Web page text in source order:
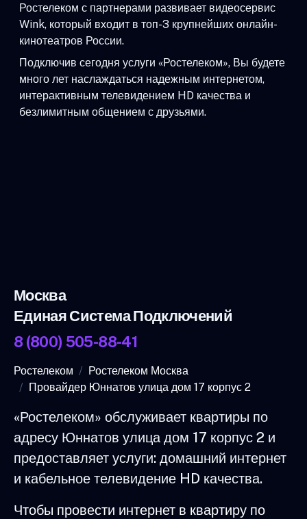
Ростелеком с партнерами развивает видеосервис
Wink, который входит в топ-3 крупнейших онлайн-
кинотеатров России.
Подключив сегодня услуги «Ростелеком», Вы будете
много лет наслаждаться надежным интернетом,
интерактивным телевидением HD качества и
безлимитным общением с друзьями.
Москва
Единая Система Подключений
8 (800) 505-88-41
Ростелеком
Ростелеком Москва
Провайдер Юннатов улица дом 17 корпус 2
«Ростелеком» обслуживает квартиры по
адресу Юннатов улица дом 17 корпус 2 и
предоставляет услуги: домашний интернет
и кабельное телевидение HD качества.
Чтобы провести интернет в квартиру по